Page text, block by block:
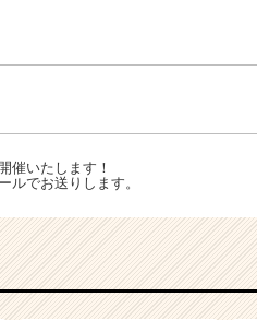
催いたします！
ルでお送りします。